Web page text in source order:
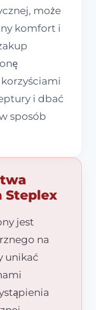
może
komfort i
i dbać
sposób
Steplex
jest
na
unikać